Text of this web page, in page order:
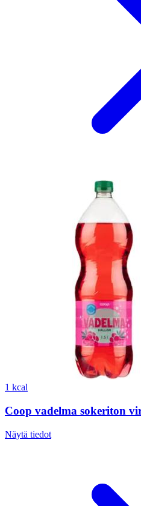
1 kcal
Coop vadelma sokeriton
Näytä tiedot